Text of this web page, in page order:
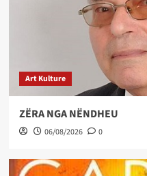
Art Kulture
ZËRA NGA NËNDHEU
06/08/2026 0